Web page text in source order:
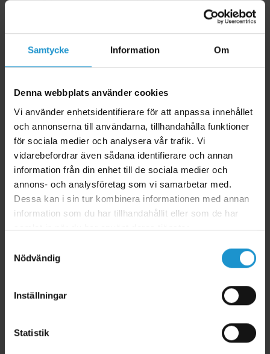
Samtycke Information Om
Denna webbplats använder cookies
Vi använder enhetsidentifierare för att anpassa innehållet
och annonserna till användarna, tillhandahålla funktioner
för sociala medier och analysera vår trafik. Vi
vidarebefordrar även sådana identifierare och annan
information från din enhet till de sociala medier och
annons- och analysföretag som vi samarbetar med.
Dessa kan i sin tur kombinera informationen med annan
information som du har tillhandahållit eller som de har
samlat in när du har använt deras tjänster.
Nödvändig
Inställningar
Statistik
Multigrind Pet Flex Large extra hög Scandinavian Pet Design vit
● PET Flex L extra hög 105 cm, vit
● Stor och robust
● Flexibel multigrind för familjer med barn och/eller hund
● Alla delar och väggbeslagen kan vinklas och monteras som man
vill
● Passar öppningar från 90-225 cm
● Kan förlängas med extra förlängningar
● Perfekt runt brasan, som rumsavdelare, vid balkongdörren eller i
1.995 kr 2.299 kr Lägg i varukorg